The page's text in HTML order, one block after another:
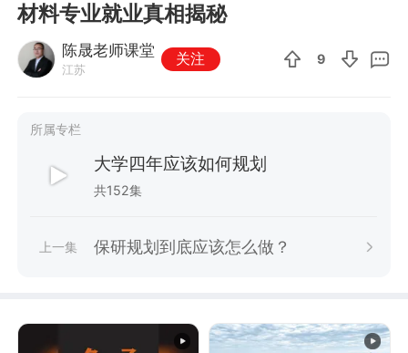
材料专业就业真相揭秘
陈晟老师课堂
江苏
关注 9
所属专栏
大学四年应该如何规划
共152集
上一集 保研规划到底应该怎么做？